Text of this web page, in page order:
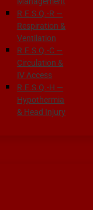
R.E.S.Q.-R —
Respiration &
Ventilation
R.E.S.Q.-C —
Circulation &
IV Access
R.E.S.Q.-H —
Hypothermia
& Head Injury